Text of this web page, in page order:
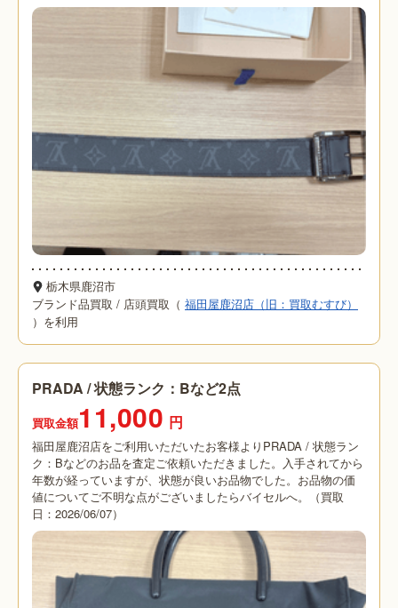
栃木県鹿沼市
ブランド品買取 / 店頭買取（ 福田屋鹿沼店（旧：買取むすび）
）を利用
PRADA / 状態ランク：Bなど2点
買取金額11,000 円
福田屋鹿沼店をご利用いただいたお客様よりPRADA / 状態ラン
ク：Bなどのお品を査定ご依頼いただきました。入手されてから
年数が経っていますが、状態が良いお品物でした。お品物の価
値についてご不明な点がございましたらバイセルへ。（買取
日：2026/06/07）